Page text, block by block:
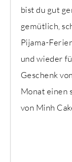
bist du gut
gemütlich,
Pijama-
und wieder
Geschenk
Monat einen
von Minh